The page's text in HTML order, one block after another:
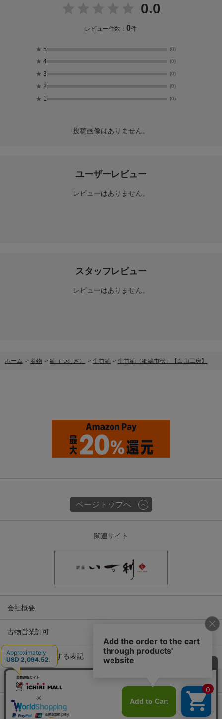
0.0
レビュー件数：0件
★ 5 (0)
★ 4 (0)
★ 3 (0)
★ 2 (0)
★ 1 (0)
投稿画像はありません。
ユーザーレビュー
レビューはありません。
スタッフレビュー
レビューはありません。
ホーム > 着物 > 紬（つむぎ） > 牛首紬 > 牛首紬（細縞市松）【白山工房】
ページトップへ
関連サイト
会社概要
古物営業許可
特定商取引に関する表記
プライバシーポリシー